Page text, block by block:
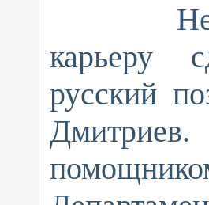
Не
карьеру
русский